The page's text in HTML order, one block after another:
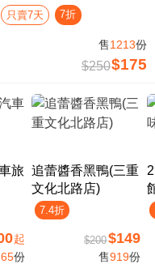
只賣7天 7折
售1213份
$250$175
旅
起
份
追蕾醬香黑鴨(三重
文化北路店)
7.4折
$200$149
售919份